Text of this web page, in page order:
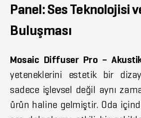
Panel: Ses Teknolojisi
Buluşması
Mosaic Diffuser Pro –
yeteneklerini estetik bir
sadece işlevsel değil aynı
ürün haline gelmiştir. Oda